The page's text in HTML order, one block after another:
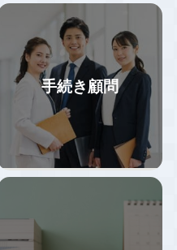
手続き顧問